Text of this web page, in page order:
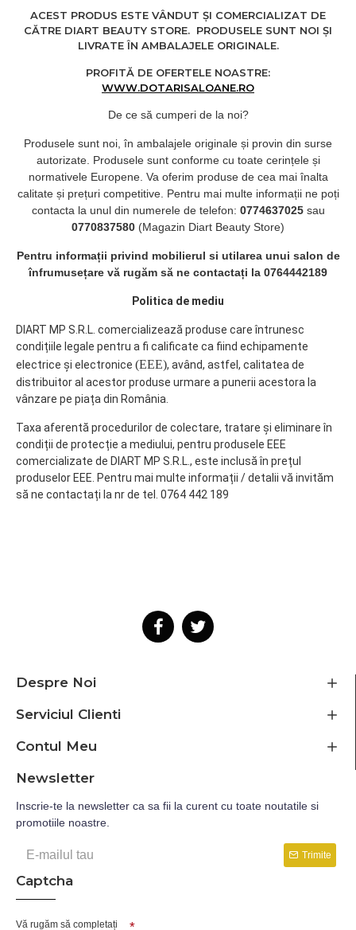
ACEST PRODUS ESTE VÂNDUT ȘI COMERCIALIZAT DE
CĂTRE DIART BEAUTY STORE. PRODUSELE SUNT NOI ȘI
LIVRATE ÎN AMBALAJELE ORIGINALE.
PROFITĂ DE OFERTELE NOASTRE:
WWW.DOTARISALOANE.RO
De ce să cumperi de la noi?
Produsele sunt noi, în ambalajele originale și provin din surse
autorizate. Produsele sunt conforme cu toate cerințele și
normativele Europene. Va oferim produse de cea mai înalta
calitate și prețuri competitive. Pentru mai multe informații ne poți
contacta la unul din numerele de telefon: 0774637025 sau
0770837580 (Magazin Diart Beauty Store)
Pentru informații privind mobilierul si utilarea unui salon de
înfrumusețare vă rugăm să ne contactați la 0764442189
Politica de mediu
DIART MP S.R.L. comercializează produse care întrunesc
condițiile legale pentru a fi calificate ca fiind echipamente
electrice și electronice (EEE), având, astfel, calitatea de
distribuitor al acestor produse urmare a punerii acestora la
vânzare pe piața din România.
Taxa aferentă procedurilor de colectare, tratare și eliminare în
condiții de protecție a mediului, pentru produsele EEE
comercializate de DIART MP S.R.L., este inclusă în prețul
produselor EEE. Pentru mai multe informații / detalii vă invităm
să ne contactați la nr de tel. 0764 442 189
Despre Noi
Serviciul Clienti
Contul Meu
Newsletter
Inscrie-te la newsletter ca sa fii la curent cu toate noutatile si
promotiile noastre.
Trimite
Captcha
Vă rugăm să completați